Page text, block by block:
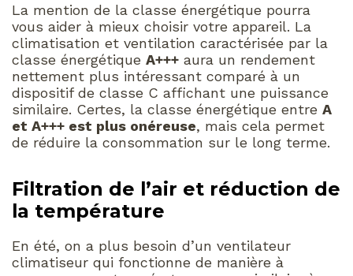
La mention de la classe énergétique pourra
vous aider à mieux choisir votre appareil. La
climatisation et ventilation caractérisée par la
classe énergétique A+++ aura un rendement
nettement plus intéressant comparé à un
dispositif de classe C affichant une puissance
similaire. Certes, la classe énergétique entre A
et A+++ est plus onéreuse, mais cela permet
de réduire la consommation sur le long terme.
Filtration de l’air et réduction de
la température
En été, on a plus besoin d’un ventilateur
climatiseur qui fonctionne de manière à